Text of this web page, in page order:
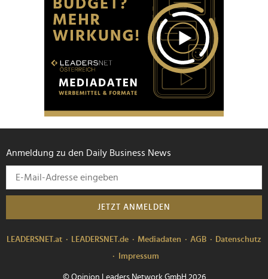
Anmeldung zu den Daily Business News
JETZT ANMELDEN
LEADERSNET.at LEADERSNET.de Mediadaten AGB
Datenschutz
Impressum